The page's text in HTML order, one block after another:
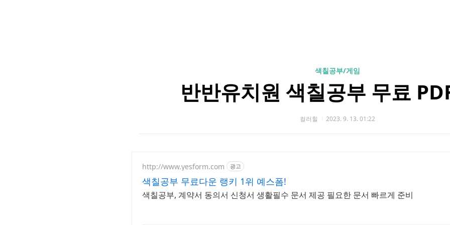
색칠공부/게임
반반유치원 색칠공부 무료
컬러힐 2023. 9. 13. 01:22
http://www.yesform.com 광고
색칠공부 무료다운 랭키 1위 예스폼!
색칠공부, 계약서 동의서 신청서 생활필수 문서 제공 필요한 문서 빠르게 준비